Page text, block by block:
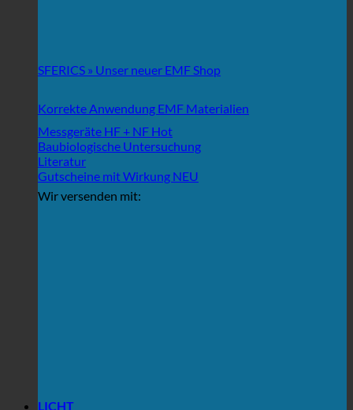
SFERICS » Unser neuer EMF Shop
Korrekte Anwendung EMF Materialien
Messgeräte HF + NF
Baubiologische Untersuchung
Literatur
Gutscheine mit Wirkung
Wir versenden mit:
LICHT